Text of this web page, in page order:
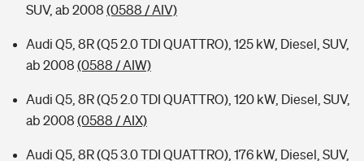
Typklassen: So ist Ihr Auto eingestuft
SUV, ab 2008 (0588 / AIV)
Audi Q5, 8R (Q5 2.0 TDI QUATTRO), 125 kW, Diesel, SUV,
ab 2008 (0588 / AIW)
Audi Q5, 8R (Q5 2.0 TDI QUATTRO), 120 kW, Diesel, SUV,
ab 2008 (0588 / AIX)
Audi Q5, 8R (Q5 3.0 TDI QUATTRO), 176 kW, Diesel, SUV,